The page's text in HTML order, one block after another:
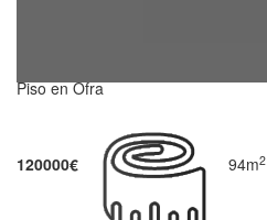
Piso en Ofra
120000€ 94m2